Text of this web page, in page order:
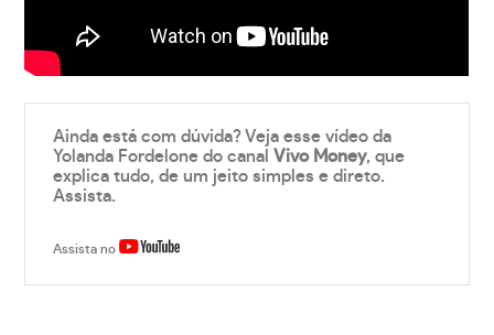
Ainda está com dúvida? Veja esse vídeo da
Yolanda Fordelone do canalVivo Money, que
explica tudo, de um jeito simples e direto.
Assista.
Assista no